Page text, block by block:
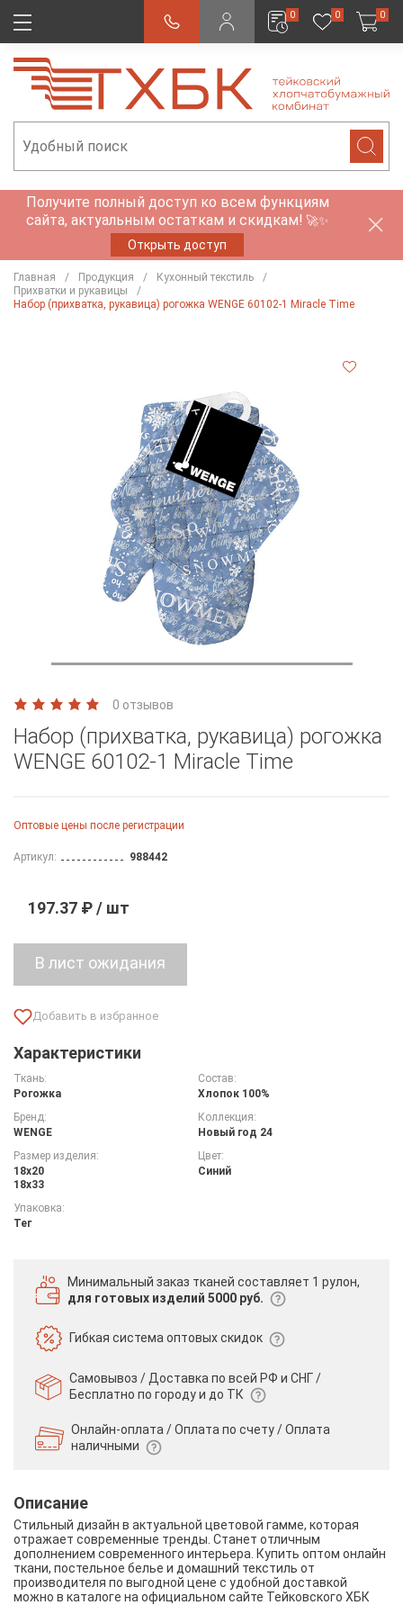
0 0 0
Получите полный доступ ко всем функциям
сайта, актуальным остаткам и скидкам! 🚀✨
Открыть доступ
Главная Продукция
Кухонный текстиль
Прихватки и рукавицы
Набор (прихватка, рукавица) рогожка WENGE 60102-1 Miracle Time
0 отзывов
Набор (прихватка, рукавица) рогожка
WENGE 60102-1 Miracle Time
Оптовые цены после регистрации
Артикул: 988442
197.37 ₽ / шт
Характеристики
Ткань:
Рогожка
Состав:
Хлопок 100%
Бренд:
WENGE
Коллекция:
Новый год 24
Размер изделия:
18х20
18х33
Цвет:
Синий
Упаковка:
Тег
Минимальный заказ тканей составляет 1 рулон,
для готовых изделий 5000 руб.
Гибкая системаоптовых скидок
Самовывоз / Доставка по всей РФ и СНГ /
Бесплатно по городу и до ТК
Онлайн-оплата / Оплата по счету /Оплата
наличными
Описание
Стильный дизайн в актуальной цветовой гамме, которая
отражает современные тренды. Станет отличным
дополнением современного интерьера. Купить оптом онлайн
ткани, постельное белье и домашний текстиль от
производителя по выгодной цене с удобной доставкой
можно в каталоге на официальном сайте Тейковского ХБК